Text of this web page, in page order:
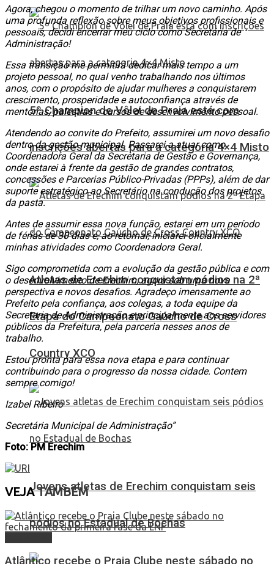
5º Champion de Vôlei de Praia está com
inscrições abertas para a categoria 4×4 Misto
Atletas de Erechim conquistam pódios na 2ª
Etapa do Campeonato Gaúcho de Cross
Country XCO
Jovens atletas de Erechim conquistam seis
pódios no Estadual de Bochas
Agora, chegou o momento de trilhar um novo caminho. Após
uma profunda reflexão sobre meus objetivos profissionais e
pessoais, decidi encerrar meu ciclo como Secretária de
Administração!
Essa transição me permitirá dedicar mais tempo a um
projeto pessoal, no qual venho trabalhando nos últimos
anos, com o propósito de ajudar mulheres a conquistarem
crescimento, prosperidade e autoconfiança através de
mentorias, palestras e cursos de desenvolvimento pessoal.
Atendendo ao convite do Prefeito, assumirei um novo desafio
dentro da gestão municipal. Passarei a atuar como
Coordenadora Geral da Secretaria de Gestão e Governança,
onde estarei à frente da gestão de grandes contratos,
concessões e Parcerias Público-Privadas (PPPs), além de dar
suporte estratégico ao Secretário na condução dos projetos
da pasta.
Antes de assumir essa nova função, estarei em um período
de férias de 30 dias e, ao retornar, iniciarei oficialmente
minhas atividades como Coordenadora Geral.
Sigo comprometida com a evolução da gestão pública e com
o desenvolvimento de Erechim, agora sob uma nova
perspectiva e novos desafios. Agradeço imensamente ao
Prefeito pela confiança, aos colegas, a toda equipe da
Secretaria de Administração e principalmente aos servidores
públicos da Prefeitura, pela parceria nesses anos de
trabalho.
Estou pronta para essa nova etapa e para continuar
contribuindo para o progresso da nossa cidade. Contem
sempre comigo!
Izabel Ribeiro
Secretária Municipal de Administração”
Foto: PM Erechim
VEJATAMBÉM
Atlântico recebe o Praia Clube neste sábado no